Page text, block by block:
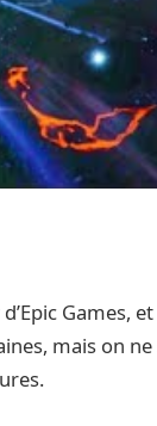
Games,
mais on